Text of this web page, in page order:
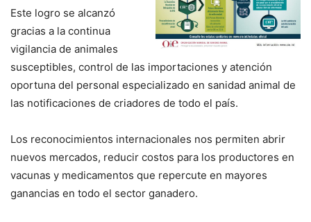
Este logro se alcanzó
gracias a la continua
vigilancia de animales
susceptibles, control de las importaciones y atención
oportuna del personal especializado en sanidad animal de
las notificaciones de criadores de todo el país.
Los reconocimientos internacionales nos permiten abrir
nuevos mercados, reducir costos para los productores en
vacunas y medicamentos que repercute en mayores
ganancias en todo el sector ganadero.